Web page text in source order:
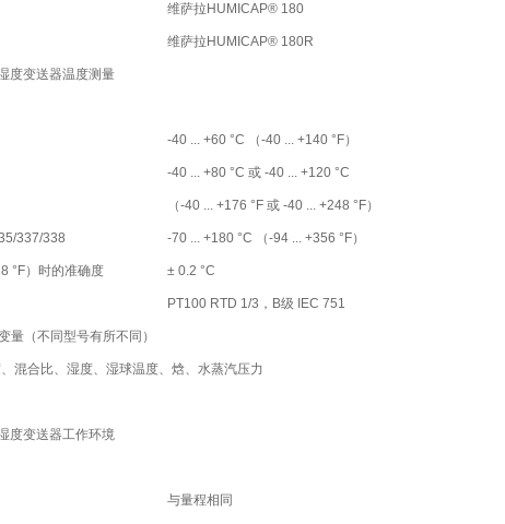
维萨拉HUMICAP® 180
维萨拉HUMICAP® 180R
度变送器温度测量
337/338
°F）时的准确度
-40 ... +60 °C （-40 ... +140 °F）
-40 ... +80 °C 或 -40 ... +120 °C
（-40 ... +176 °F 或 -40 ... +248 °F）
-70 ... +180 °C （-94 ... +356 °F）
± 0.2 °C
PT100 RTD 1/3，B级 IEC 751
量（不同型号有所不同）
混合比、湿度、湿球温度、焓、水蒸汽压力
度变送器工作环境
与量程相同